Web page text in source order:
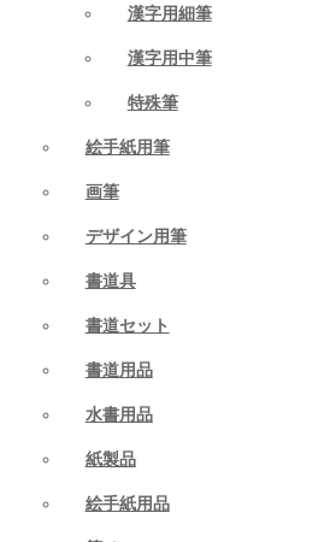
漢字用細筆
漢字用中筆
特殊筆
絵手紙用筆
画筆
デザイン用筆
書道具
書道セット
書道用品
水書用品
紙製品
絵手紙用品